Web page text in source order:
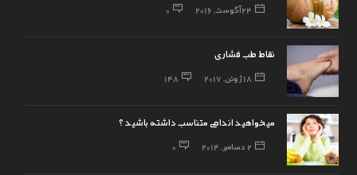
24 آگوست, 2016 0
نقاط طب فشاری
18 ژوئن, 2017 148
میخواهید اندامی متناسب داشته باشید ؟
2 دسامبر, 2014 0